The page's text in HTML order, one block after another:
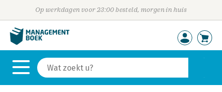
Op werkdagen voor 23:00 besteld, morgen in huis